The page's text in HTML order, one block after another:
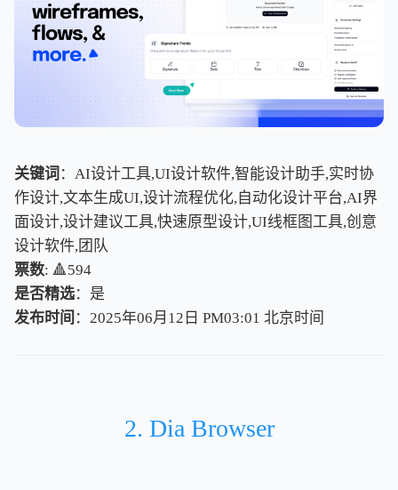
关键词 ：AI设计工具,UI设计软件,智能设计助手,实时协
作设计,文本生成UI,设计流程优化,自动化设计平台,AI界
面设计,设计建议工具,快速原型设计,UI线框图工具,创意
设计软件,团队
票数: 🔺594
是否精选：是
发布时间 ：2025年06月12日 PM03:01 北京时间
北京时间
2. Dia Browser